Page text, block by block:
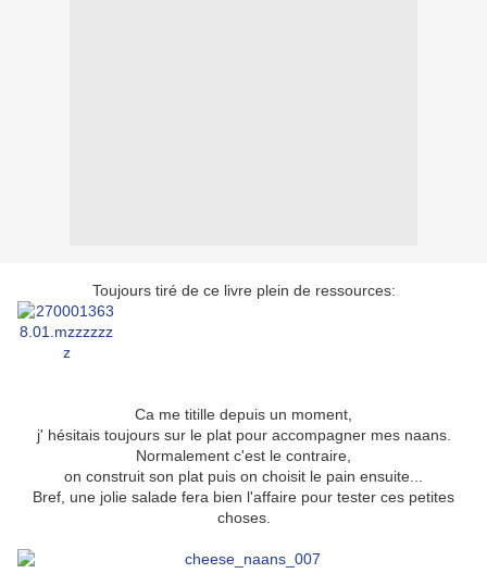
Toujours tiré de ce livre plein de ressources:
Ca me titille depuis un moment,
j' hésitais toujours sur le plat pour accompagner mes naans.
Normalement c'est le contraire,
on construit son plat puis on choisit le pain ensuite...
Bref, une jolie salade fera bien l'affaire pour tester ces petites
choses.